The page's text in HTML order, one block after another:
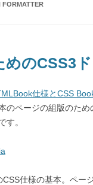
FORMATTER
めのCSS3
仕様とCSS
のページの組版のた
す。
仕様の基本。ペー